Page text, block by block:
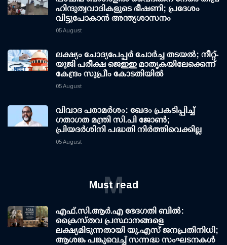
ഹിന്ദുത്വവാദികളുടെ ഭീഷണി; പ്രദേശം
വിട്ടുപോകാൻ അന്ത്യശാസനം
05 August
ലക്ഷ്യം ചോദ്യപേപ്പര്‍ ചോര്‍ച്ച തടയല്‍; നീറ്റ്-
യുജി പരീക്ഷ ജെഇഇ മാതൃകയിലേക്കെന്ന്
കേന്ദ്രം സുപ്രീം കോടതിയില്‍
05 August
വിവാദ പരാമര്‍ശം: ഖേദം പ്രകടിപ്പിച്ച്
ഗതാഗത മന്ത്രി സി.പി ജോണ്‍;
പ്രിയദര്‍ശിനി പദ്ധതി നിര്‍ത്തിവെക്കില്ല
05 August
Must read
M
എഫ്.സി.ആര്‍.എ ഭേദഗതി ബില്‍:
ക്രൈസ്തവ പ്രസ്ഥാനങ്ങളെ
ലക്ഷ്യമിടുന്നതായി യു.എസ് ജനപ്രതിനിധി;
ആശങ്ക പങ്കുവെച്ച് സന്നദ്ധ സംഘടനകള്‍